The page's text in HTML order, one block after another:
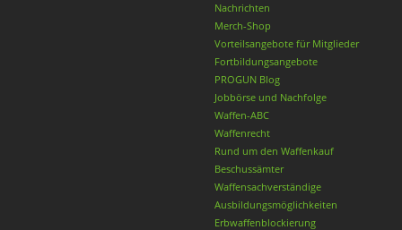
Nachrichten
Merch-Shop
Vorteilsangebote für Mitglieder
Fortbildungsangebote
PROGUN Blog
Jobbörse und Nachfolge
Waffen-ABC
Waffenrecht
Rund um den Waffenkauf
Beschussämter
Waffensachverständige
Ausbildungsmöglichkeiten
Erbwaffenblockierung